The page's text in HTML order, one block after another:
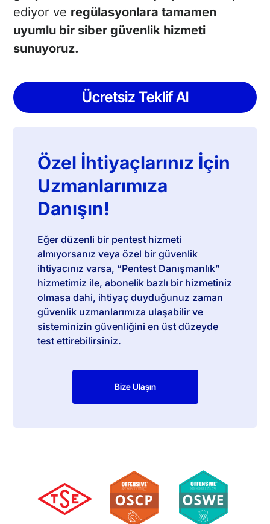
ediyor ve regülasyonlara tamamen
uyumlu bir siber güvenlik hizmeti
sunuyoruz.
Ücretsiz Teklif Al
Özel İhtiyaçlarınız İçin
Uzmanlarımıza
Danışın!
Eğer düzenli bir pentest hizmeti
almıyorsanız veya özel bir güvenlik
ihtiyacınız varsa, “Pentest Danışmanlık”
hizmetimiz ile, abonelik bazlı bir hizmetiniz
olmasa dahi, ihtiyaç duyduğunuz zaman
güvenlik uzmanlarımıza ulaşabilir ve
sisteminizin güvenliğini en üst düzeyde
test ettirebilirsiniz.
Bize Ulaşın